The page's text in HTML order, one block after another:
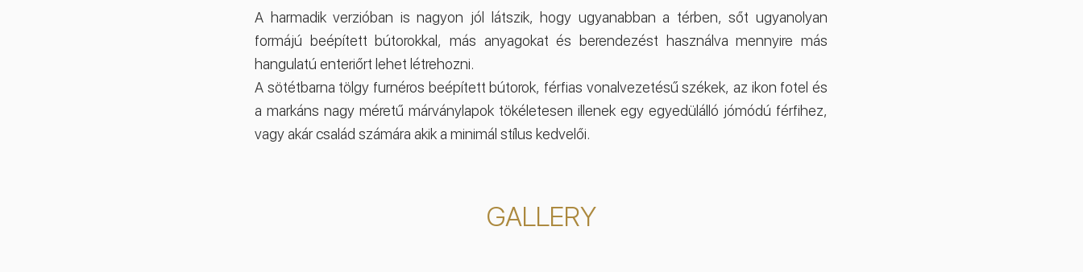
A harmadik verzióban is nagyon jól látszik, hogy ugyanabban a térben, sőt ugyanolyan
formájú beépített bútorokkal, más anyagokat és berendezést használva mennyire más
hangulatú enteriőrt lehet létrehozni.
A sötétbarna tölgy furnéros beépített bútorok, férfias vonalvezetésű székek, az ikon fotel és
a markáns nagy méretű márványlapok tökéletesen illenek egy egyedülálló jómódú férfihez,
vagy akár család számára akik a minimál stílus kedvelői.
GALLERY